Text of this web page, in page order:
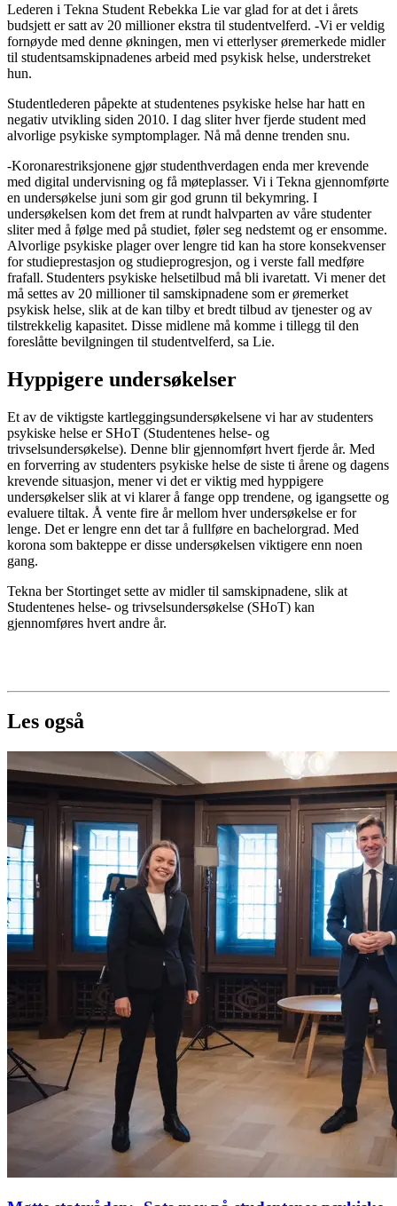
Lederen i Tekna Student Rebekka Lie var glad for at det i årets
budsjett er satt av 20 millioner ekstra til studentvelferd. -Vi er veldig
fornøyde med denne økningen, men vi etterlyser øremerkede midler
til studentsamskipnadenes arbeid med psykisk helse, understreket
hun.
Studentlederen påpekte at studentenes psykiske helse har hatt en
negativ utvikling siden 2010. I dag sliter hver fjerde student med
alvorlige psykiske symptomplager. Nå må denne trenden snu.
-Koronarestriksjonene gjør studenthverdagen enda mer krevende
med digital undervisning og få møteplasser. Vi i Tekna gjennomførte
en undersøkelse juni som gir god grunn til bekymring. I
undersøkelsen kom det frem at rundt halvparten av våre studenter
sliter med å følge med på studiet, føler seg nedstemt og er ensomme.
Alvorlige psykiske plager over lengre tid kan ha store konsekvenser
for studieprestasjon og studieprogresjon, og i verste fall medføre
frafall. Studenters psykiske helsetilbud må bli ivaretatt. Vi mener det
må settes av 20 millioner til samskipnadene som er øremerket
psykisk helse, slik at de kan tilby et bredt tilbud av tjenester og av
tilstrekkelig kapasitet. Disse midlene må komme i tillegg til den
foreslåtte bevilgningen til studentvelferd, sa Lie.
Hyppigere undersøkelser
Et av de viktigste kartleggingsundersøkelsene vi har av studenters
psykiske helse er SHoT (Studentenes helse- og
trivselsundersøkelse). Denne blir gjennomført hvert fjerde år. Med
en forverring av studenters psykiske helse de siste ti årene og dagens
krevende situasjon, mener vi det er viktig med hyppigere
undersøkelser slik at vi klarer å fange opp trendene, og igangsette og
evaluere tiltak. Å vente fire år mellom hver undersøkelse er for
lenge. Det er lengre enn det tar å fullføre en bachelorgrad. Med
korona som bakteppe er disse undersøkelsen viktigere enn noen
gang.
Tekna ber Stortinget sette av midler til samskipnadene, slik at
Studentenes helse- og trivselsundersøkelse (SHoT) kan
gjennomføres hvert andre år.
Les også